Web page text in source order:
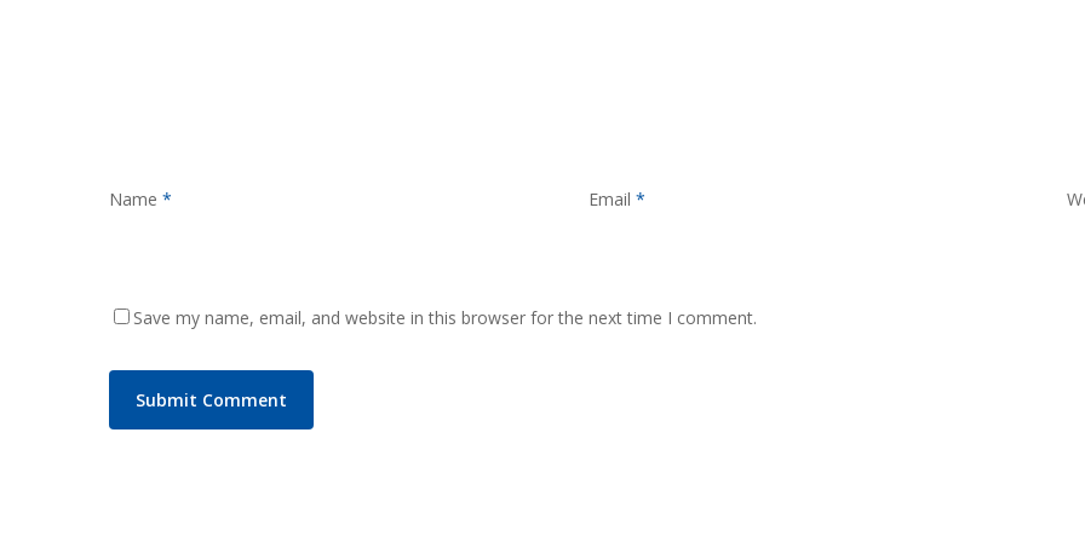
Name * Email *
Save my name, email, and website in this browser for the next time I comment.